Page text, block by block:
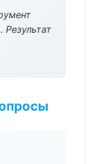
Результат